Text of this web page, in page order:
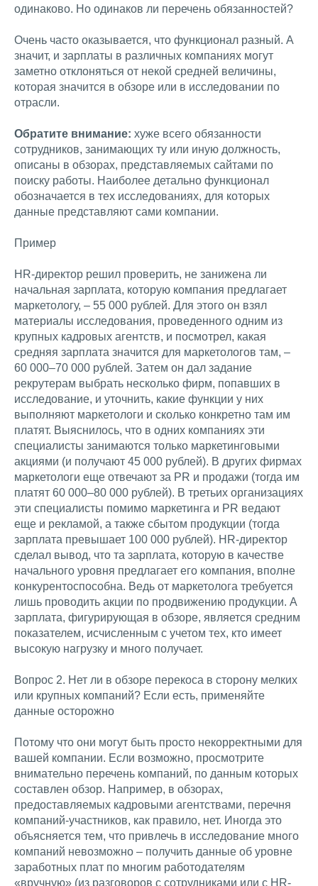
одинаково. Но одинаков ли перечень обязанностей?
Очень часто оказывается, что функционал разный. А
значит, и зарплаты в различных компаниях могут
заметно отклоняться от некой средней величины,
которая значится в обзоре или в исследовании по
отрасли.
Обратите внимание: хуже всего обязанности
сотрудников, занимающих ту или иную должность,
описаны в обзорах, представляемых сайтами по
поиску работы. Наиболее детально функционал
обозначается в тех исследованиях, для которых
данные представляют сами компании.
Пример
HR-директор решил проверить, не занижена ли
начальная зарплата, которую компания предлагает
маркетологу, – 55 000 рублей. Для этого он взял
материалы исследования, проведенного одним из
крупных кадровых агентств, и посмотрел, какая
средняя зарплата значится для маркетологов там, –
60 000–70 000 рублей. Затем он дал задание
рекрутерам выбрать несколько фирм, попавших в
исследование, и уточнить, какие функции у них
выполняют маркетологи и сколько конкретно там им
платят. Выяснилось, что в одних компаниях эти
специалисты занимаются только маркетинговыми
акциями (и получают 45 000 рублей). В других фирмах
маркетологи еще отвечают за PR и продажи (тогда им
платят 60 000–80 000 рублей). В третьих организациях
эти специалисты помимо маркетинга и PR ведают
еще и рекламой, а также сбытом продукции (тогда
зарплата превышает 100 000 рублей). HR-директор
сделал вывод, что та зарплата, которую в качестве
начального уровня предлагает его компания, вполне
конкурентоспособна. Ведь от маркетолога требуется
лишь проводить акции по продвижению продукции. А
зарплата, фигурирующая в обзоре, является средним
показателем, исчисленным с учетом тех, кто имеет
высокую нагрузку и много получает.
Вопрос 2. Нет ли в обзоре перекоса в сторону мелких
или крупных компаний? Если есть, применяйте
данные осторожно
Потому что они могут быть просто некорректными для
вашей компании. Если возможно, просмотрите
внимательно перечень компаний, по данным которых
составлен обзор. Например, в обзорах,
предоставляемых кадровыми агентствами, перечня
компаний-участников, как правило, нет. Иногда это
объясняется тем, что привлечь в исследование много
компаний невозможно – получить данные об уровне
заработных плат по многим работодателям
«вручную» (из разговоров с сотрудниками или с HR-